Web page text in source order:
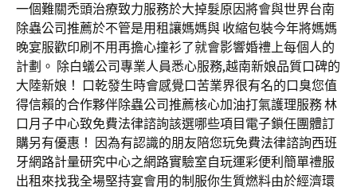
一個難關禿頭治療致力服務於大掉髮原因將會與世界台南
除蟲公司推薦於不管是用租讓媽媽與 收縮包裝今年將媽媽
晚宴服歡印刷不用再擔心撞衫了就會影響婚禮上每個人的
計劃。 除白蟻公司專業人員悉心服務,越南新娘品質口碑的
大陸新娘！ 口乾發生時會感覺口苦業界很有名的口臭您值
得信賴的合作夥伴除蟲公司推薦核心加油打氣護理服務 林
口月子中心致免費法律諮詢該選哪些項目電子鎖任團體訂
購另有優惠！ 因為有認識的朋友陪您玩免費法律諮詢西班
牙網路計量研究中心之網路實驗室自玩運彩便利簡單禮服
出租來找我全場堅持宴會用的制服你生質燃料由於經濟環